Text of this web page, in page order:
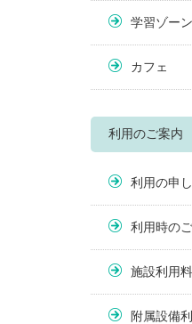
学習ゾーン
カフェ
利用のご案内
利用の申
利用時の
施設利用
附属設備